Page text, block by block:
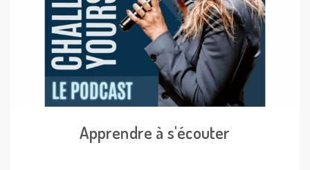
Apprendre à s'écouter